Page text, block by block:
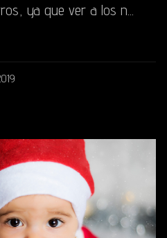
ya que ver a los n...